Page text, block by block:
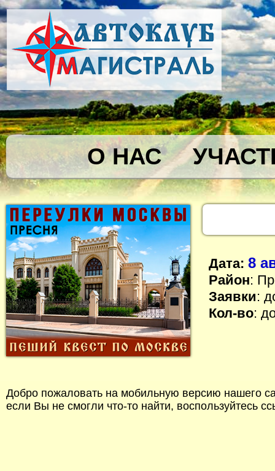
О НАС
Дата: 8
Район:
Заявки:
Кол-во:
Добро пожаловать на мобильную версию нашего
если Вы не смогли что-то найти, воспользуйтесь